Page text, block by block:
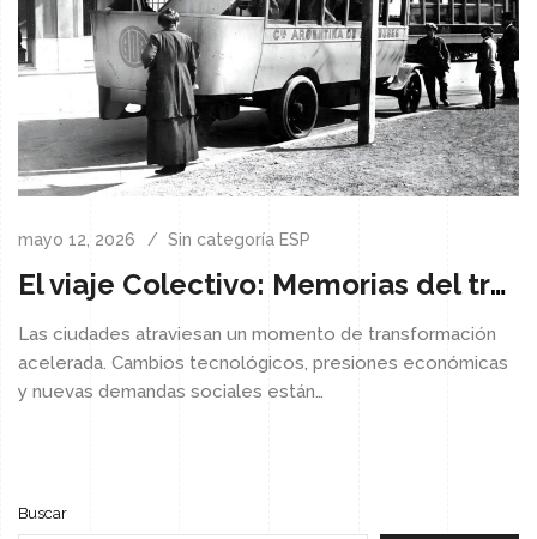
mayo 12, 2026 Sin categoría ESP
El viaje Colectivo: Memorias del tranvía y el omnibus
Las ciudades atraviesan un momento de transformación
acelerada. Cambios tecnológicos, presiones económicas
y nuevas demandas sociales están…
Buscar